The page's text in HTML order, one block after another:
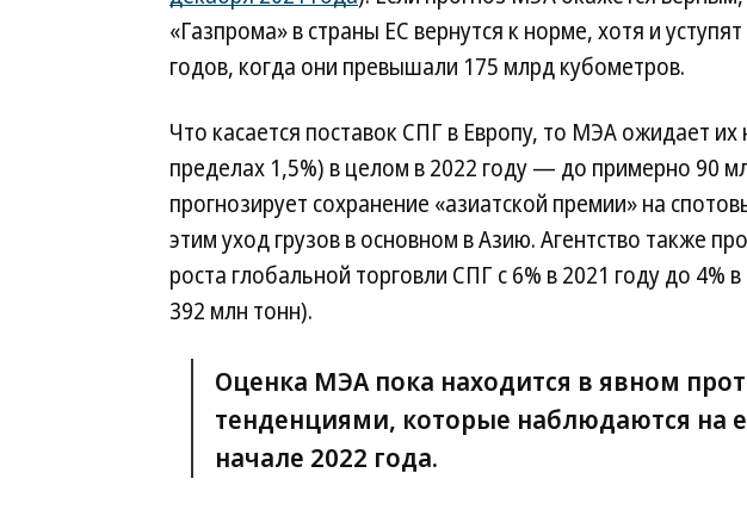
«Газпрома» в страны ЕС вернутся к норме, хотя и
годов, когда они превышали 175 млрд кубометров.
Что касается поставок СПГ в Европу, то МЭА ожидает
пределах 1,5%) в целом в 2022 году — до примерно 90
прогнозирует сохранение «азиатской премии» на
этим уход грузов в основном в Азию. Агентство также
роста глобальной торговли СПГ с 6% в 2021 году до 4%
392 млн тонн).
Оценка МЭА пока находится в явном
тенденциями, которые наблюдаются на
начале 2022 года.